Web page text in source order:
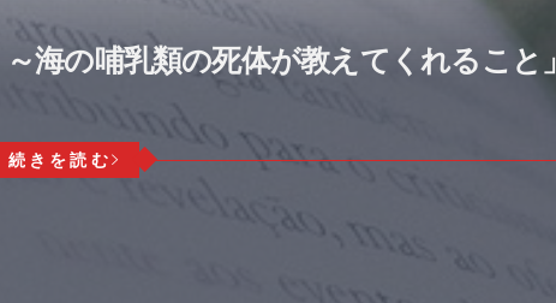
海の哺乳類の死体が教えてくれること」
続きを読む